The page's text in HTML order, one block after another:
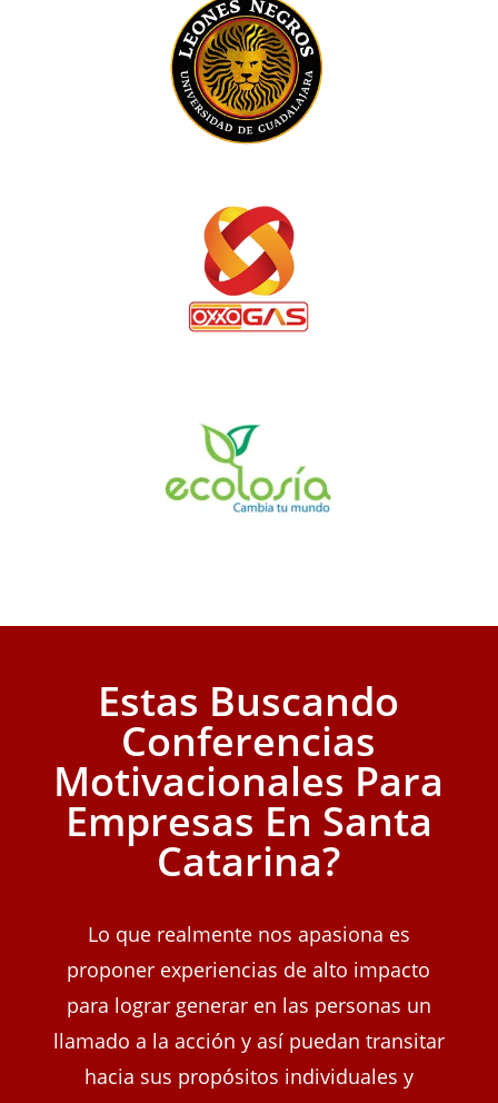
Estas Buscando
Conferencias
Motivacionales Para
Empresas En Santa
Catarina?
Lo que realmente nos apasiona es
proponer experiencias de alto impacto
para lograr generar en las personas un
llamado a la acción y así puedan transitar
hacia sus propósitos individuales y